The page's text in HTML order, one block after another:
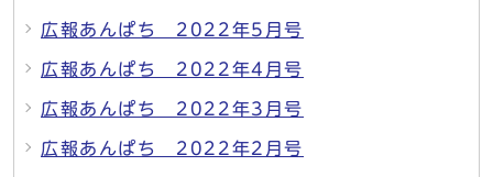
広報あんぱち 2022年5月号
広報あんぱち 2022年4月号
広報あんぱち 2022年3月号
広報あんぱち 2022年2月号